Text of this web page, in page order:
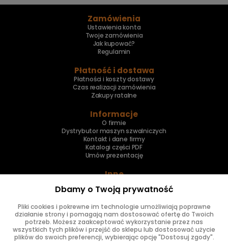
Zamówienia
Ustawienia konta
Twoje zamówienia
Jak kupować?
Regulamin
Płatność i dostawa
Płatności i koszty dostawy
Czas realizacji zamówienia
Zakupy ratalne
Informacje
O firmie
Dystrybutor maszyn szwalniczych
Kontakt i dane firmy
Katalogi części PDF
Umów prezentację
Inne
Naprawa maszyn
Znajdziesz nas
Dbamy o Twoją prywatność
Pliki cookies i pokrewne im technologie umożliwiają poprawne
działanie strony i pomagają nam dostosować ofertę do Twoich
potrzeb. Możesz zaakceptować wykorzystanie przez nas
wszystkich tych plików i przejść do sklepu lub dostosować użycie
plików do swoich preferencji, wybierając opcję "Dostosuj zgody".